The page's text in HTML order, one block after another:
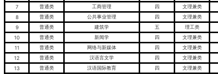
7
普通类 工商管理 四
文理兼类
8
普通类 公共事业管理 四
文理兼类
9
普通类 建筑学 五
理工类
10
普通类 新闻学 四
文理兼类
11
普通类 网络与新媒体 四
文理兼类
12
普通类 汉语言文学 四
文理兼类
13
普通类 汉语国际教育 四
文理兼类